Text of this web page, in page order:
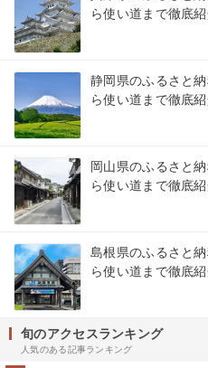
ら使い道まで徹底紹
静岡県のふるさと
ら使い道まで徹底紹
岡山県のふるさと
ら使い道まで徹底紹
島根県のふるさと
ら使い道まで徹底紹
旬のアクセスランキング
人気のある記事ランキング